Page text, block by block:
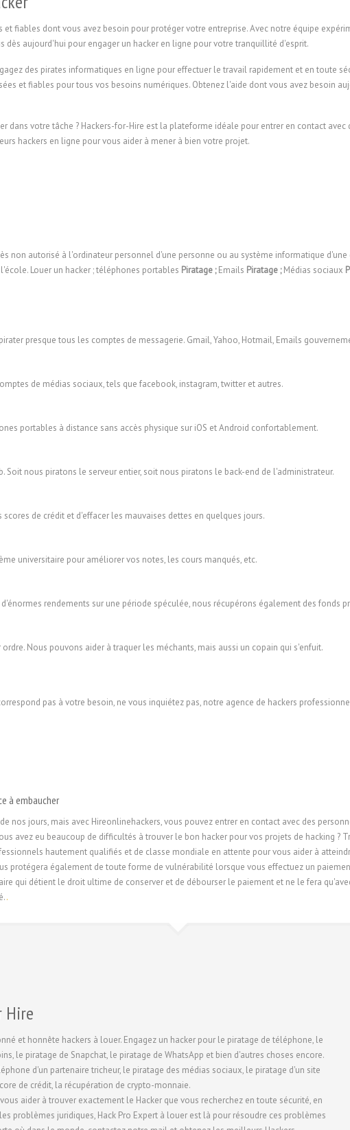
et fiables dont vous avez besoin pour protéger votre entreprise. Avec notre équipe
dès aujourd'hui pour engager un hacker en ligne pour votre tranquillité d'esprit.
des pirates informatiques en ligne pour effectuer le travail rapidement et en toute
et fiables pour tous vos besoins numériques. Obtenez l'aide dont vous avez besoin
dans votre tâche ? Hackers-for-Hire est la plateforme idéale pour entrer en contact
hackers en ligne pour vous aider à mener à bien votre projet.
non autorisé à l'ordinateur personnel d'une personne ou au système informatique
Louer un hacker ; téléphones portables Piratage ;Emails Piratage ;Médias sociaux
presque tous les comptes de messagerie. Gmail, Yahoo, Hotmail, Emails
de médias sociaux, tels que facebook, instagram, twitter et autres.
portables à distance sans accès physique sur iOS et Android confortablement.
nous piratons le serveur entier, soit nous piratons le back-end de l'administrateur.
de crédit et d'effacer les mauvaises dettes en quelques jours.
universitaire pour améliorer vos notes, les cours manqués, etc.
rendements sur une période spéculée, nous récupérons également des fonds
Nous pouvons aider à traquer les méchants, mais aussi un copain qui s'enfuit.
pas à votre besoin, ne vous inquiétez pas, notre agence de hackers
à embaucher
nos jours, mais avec Hireonlinehackers, vous pouvez entrer en contact avec des
avez eu beaucoup de difficultés à trouver le bon hacker pour vos projets de hacking ?
hautement qualifiés et de classe mondiale en attente pour vous aider à
protégera également de toute forme de vulnérabilité lorsque vous effectuez un
qui détient le droit ultime de conserver et de débourser le paiement et ne le fera
.
Hire
et honnête hackers à louer. Engagez un hacker pour le piratage de téléphone, le
le piratage de Snapchat, le piratage de WhatsApp et bien d'autres choses encore.
d'un partenaire tricheur, le piratage des médias sociaux, le piratage d'un site
de crédit, la récupération de crypto-monnaie.
aider à trouver exactement le Hacker que vous recherchez en toute sécurité, en
problèmes juridiques, Hack Pro Expert à louer est là pour résoudre ces problèmes